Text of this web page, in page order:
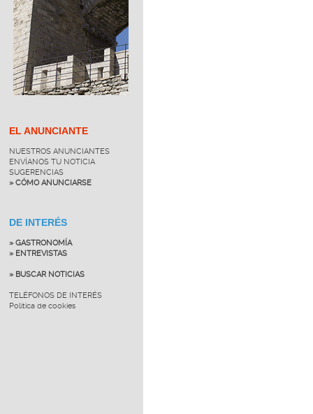
EL ANUNCIANTE
NUESTROS ANUNCIANTES
ENVÍANOS TU NOTICIA
SUGERENCIAS
» CÓMO ANUNCIARSE
DE INTERÉS
» GASTRONOMÍA
» ENTREVISTAS
» BUSCAR NOTICIAS
TELÉFONOS DE INTERÉS
Política de cookies